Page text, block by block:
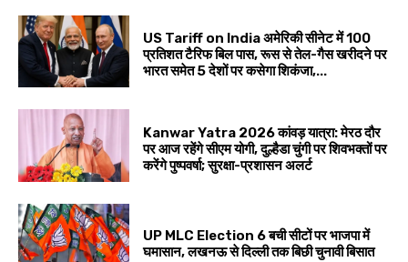
US Tariff on India अमेरिकी सीनेट में 100
प्रतिशत टैरिफ बिल पास, रूस से तेल-गैस खरीदने पर
भारत समेत 5 देशों पर कसेगा शिकंजा,...
Kanwar Yatra 2026 कांवड़ यात्रा: मेरठ दौर
पर आज रहेंगे सीएम योगी, दुल्हैडा चुंगी पर शिवभक्तों पर
करेंगे पुष्पवर्षा; सुरक्षा-प्रशासन अलर्ट
UP MLC Election 6 बची सीटों पर भाजपा में
घमासान, लखनऊ से दिल्ली तक बिछी चुनावी बिसात